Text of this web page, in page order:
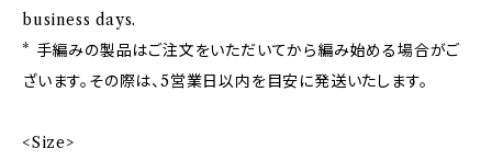
business days.
* 手編みの製品はご注文をいただいてから編み始める場合がご
ざいます。その際は、5営業日以内を目安に発送いたします。
<Size>